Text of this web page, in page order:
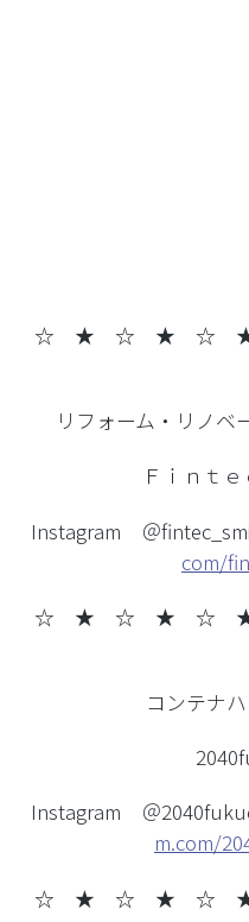
☆ ★ ☆ ★ ☆
リフォーム・リノベ
Ｆｉｎｔ
Instagram ＠
com/
☆ ★ ☆ ★ ☆
コンテナ
Instagram ＠
m.com/
☆ ★ ☆ ★ ☆